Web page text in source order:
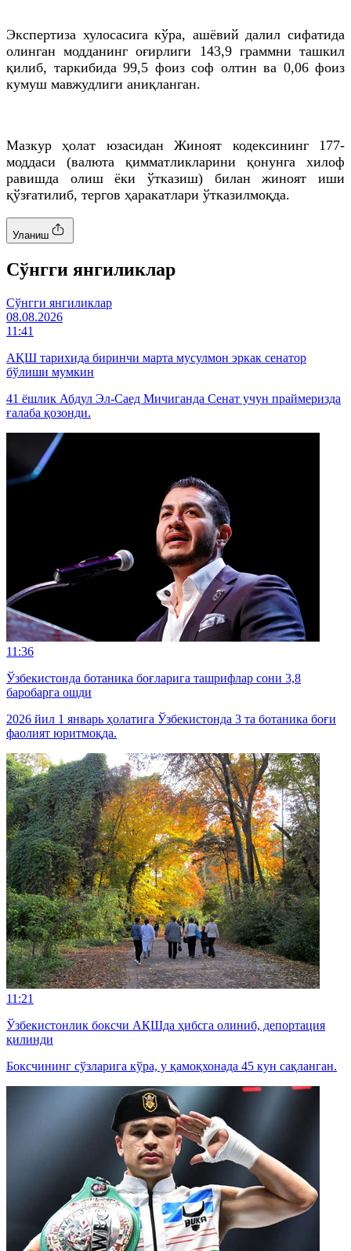
Экспертиза хулосасига кўра, ашёвий далил сифатида
олинган модданинг оғирлиги 143,9 граммни ташкил
қилиб, таркибида 99,5 фоиз соф олтин ва 0,06 фоиз
кумуш мавжудлиги аниқланган.
Мазкур ҳолат юзасидан Жиноят кодексининг 177-
моддаси (валюта қимматликларини қонунга хилоф
равишда олиш ёки ўтказиш) билан жиноят иши
қўзғатилиб, тергов ҳаракатлари ўтказилмоқда.
Уланиш
Cўнгги янгиликлар
Cўнгги янгиликлар
08.08.2026
11:41
АҚШ тарихида биринчи марта мусулмон эркак сенатор
бўлиши мумкин
41 ёшлик Абдул Эл-Саед Мичиганда Сенат учун праймеризда
ғалаба қозонди.
11:36
Ўзбекистонда ботаника боғларига ташрифлар сони 3,8
баробарга ошди
2026 йил 1 январь ҳолатига Ўзбекистонда 3 та ботаника боғи
фаолият юритмоқда.
11:21
Ўзбекистонлик боксчи АҚШда ҳибсга олиниб, депортация
қилинди
Боксчининг сўзларига кўра, у қамоқхонада 45 кун сақланган.